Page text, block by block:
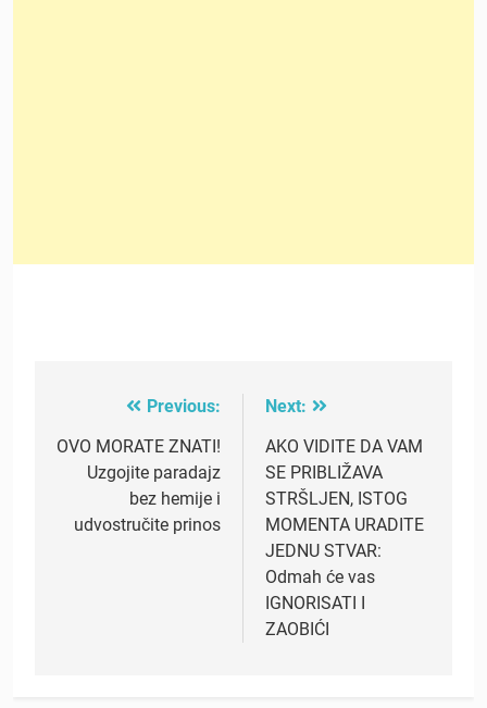
navigation
Previous:
OVO MORATE ZNATI!
Uzgojite paradajz
bez hemije i
udvostručite prinos
Next:
AKO VIDITE DA VAM
SE PRIBLIŽAVA
STRŠLJEN, ISTOG
MOMENTA URADITE
JEDNU STVAR:
Odmah će vas
IGNORISATI I
ZAOBIĆI